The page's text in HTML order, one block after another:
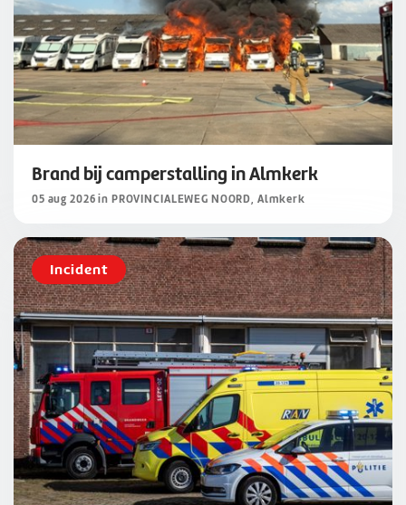
Brand bij camperstalling in Almkerk
05 aug 2026 in PROVINCIALEWEG NOORD, Almkerk
Incident